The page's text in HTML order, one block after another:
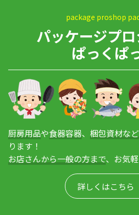
package proshop
パッケージプ
ぱっくぱ
厨房用品や食器容器、 梱包資材など
ります！
お店さんから一般の方まで、お気
詳しくはこちら